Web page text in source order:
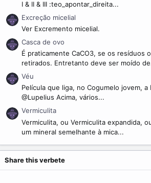
I & II & III :teo_apontar_direita...
Excreção micelial
Ver Excremento micelial.
Casca de ovo
É praticamente CaCO3, se os resíduos
retirados. Entretanto deve ser moído
Véu
Película que liga, no Cogumelo jovem,
@Lupelius Acima, vários...
Vermiculita
Vermiculita, ou Vermiculita expandida,
um mineral semelhante à mica...
Share this verbete